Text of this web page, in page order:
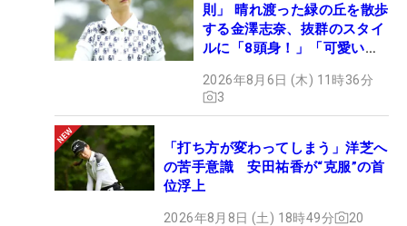
則」 晴れ渡った緑の丘を散歩
する金澤志奈、抜群のスタイ
ルに「8頭身！」「可愛いに
2026年8月6日 (木) 11時36分
3
「打ち方が変わってしまう」洋芝へ
の苦手意識 安田祐香が“克服”の首
位浮上
2026年8月8日 (土) 18時49分 20